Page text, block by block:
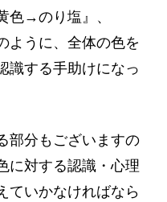
色→のり塩』、
ように、全体の色を
識する手助けになっ
部分もございますの
に対する認識・心理
ていかなければなら